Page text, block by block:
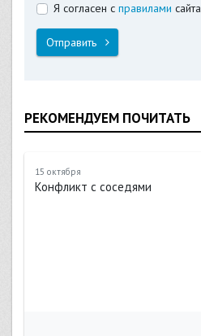
Я согласен с правилами сайта
Отправить
РЕКОМЕНДУЕМ ПОЧИТАТЬ
15 октября
Конфликт с соседями